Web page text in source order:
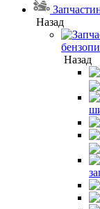
Назад
Назад